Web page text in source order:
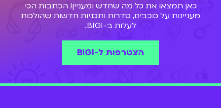
כאן תמצאו את כל מה שחדש ומעניין! הכתבות הכי
מעניינות על כוכבים, סדרות ותכניות חדשות שהולכות
לעלות ב-BIGI.
הצטרפות ל-BIGI